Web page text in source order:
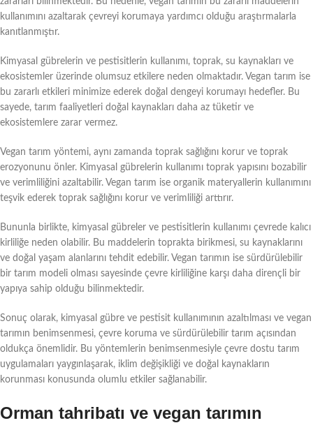
kullanımını azaltarak çevreyi korumaya yardımcı olduğu araştırmalarla
kanıtlanmıştır.
Kimyasal gübrelerin ve pestisitlerin kullanımı, toprak, su kaynakları ve
ekosistemler üzerinde olumsuz etkilere neden olmaktadır. Vegan tarım ise
bu zararlı etkileri minimize ederek doğal dengeyi korumayı hedefler. Bu
sayede, tarım faaliyetleri doğal kaynakları daha az tüketir ve
ekosistemlere zarar vermez.
Vegan tarım yöntemi, aynı zamanda toprak sağlığını korur ve toprak
erozyonunu önler. Kimyasal gübrelerin kullanımı toprak yapısını bozabilir
ve verimliliğini azaltabilir. Vegan tarım ise organik materyallerin kullanımını
teşvik ederek toprak sağlığını korur ve verimliliği arttırır.
Bununla birlikte, kimyasal gübreler ve pestisitlerin kullanımı çevrede kalıcı
kirliliğe neden olabilir. Bu maddelerin toprakta birikmesi, su kaynaklarını
ve doğal yaşam alanlarını tehdit edebilir. Vegan tarımın ise sürdürülebilir
bir tarım modeli olması sayesinde çevre kirliliğine karşı daha dirençli bir
yapıya sahip olduğu bilinmektedir.
Sonuç olarak, kimyasal gübre ve pestisit kullanımının azaltılması ve vegan
tarımın benimsenmesi, çevre koruma ve sürdürülebilir tarım açısından
oldukça önemlidir. Bu yöntemlerin benimsenmesiyle çevre dostu tarım
uygulamaları yaygınlaşarak, iklim değişikliği ve doğal kaynakların
korunması konusunda olumlu etkiler sağlanabilir.
Orman tahribatı ve vegan tarımın